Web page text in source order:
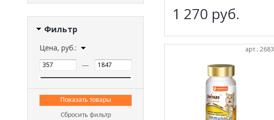
Фильтр
Цена, руб.:
—
Сбросить фильтр
1 270 руб.
арт.: 2683